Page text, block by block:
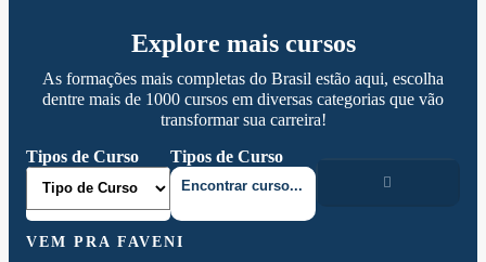
Explore mais cursos
As formações mais completas do Brasil estão aqui, escolha
dentre mais de 1000 cursos em diversas categorias que vão
transformar sua carreira!
Tipos de Curso
Tipos de Curso
VEM PRA FAVENI